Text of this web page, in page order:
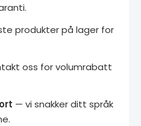
produkter på lager for
oss for volumrabatt
— vi snakker ditt språk